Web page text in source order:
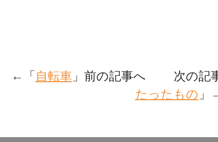
←「 自転車 」前の記事へ 次の記
たったもの 」